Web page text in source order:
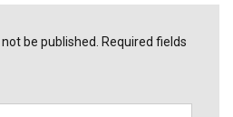
be published. Required fields